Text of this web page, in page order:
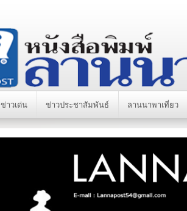
ข่าวเด่น ข่าวประชาสัมพันธ์ ลานนาพาเที่ยว